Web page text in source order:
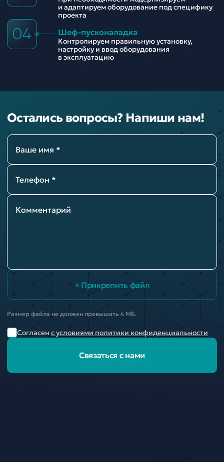
и адаптируем оборудование под специфику
проекта
04 Шеф-пусконаладка
Контролируем правильную установку,
настройку и ввод оборудования
в эксплуатацию
Остались вопросы? Напиши нам!
Ваше имя *
Телефон *
Комментарий
+ Прикрепить файл
Размер файла не должен превышать 4 МБ.
Согласен с условиями политики конфиденциальности
Связаться с нами